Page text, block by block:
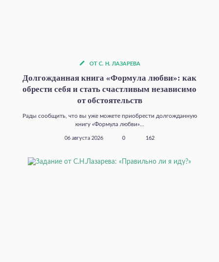
ОТ С. Н. ЛАЗАРЕВА
Долгожданная книга «Формула любви»: как
обрести себя и стать счастливым независимо
от обстоятельств
Рады сообщить, что вы уже можете приобрести долгожданную
книгу «Формула любви»...
06 августа 2026 0 162